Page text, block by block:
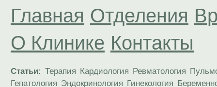
Главная Отделения
О Клинике Контакты
Статьи: Терапия Кардиология Ревматология
Гепатология Эндокринология Гинекология